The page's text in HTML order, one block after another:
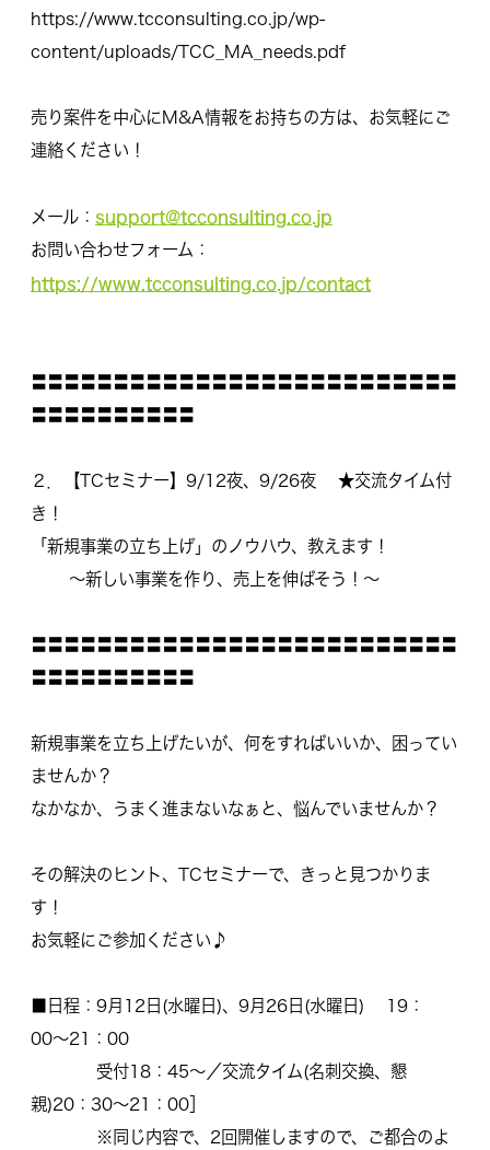
https://www.tcconsulting.co.jp/wp-
content/uploads/TCC_MA_needs.pdf
売り案件を中心にM&A情報をお持ちの方は、お気軽にご
連絡ください！
メール： support@tcconsulting.co.jp
お問い合わせフォーム：
https://www.tcconsulting.co.jp/contact
〓〓〓〓〓〓〓〓〓〓〓〓〓〓〓〓〓〓〓〓〓〓〓〓〓〓
〓〓〓〓〓〓〓〓〓〓
２．【TCセミナー】9/12夜、9/26夜 ★交流タイム付
き！
「新規事業の立ち上げ」のノウハウ、教えます！
〜新しい事業を作り、売上を伸ばそう！〜
〓〓〓〓〓〓〓〓〓〓〓〓〓〓〓〓〓〓〓〓〓〓〓〓〓〓
〓〓〓〓〓〓〓〓〓〓
新規事業を立ち上げたいが、何をすればいいか、困ってい
ませんか？
なかなか、うまく進まないなぁと、悩んでいませんか？
その解決のヒント、TCセミナーで、きっと見つかりま
す！
お気軽にご参加ください♪
■日程：9月12日(水曜日)、9月26日(水曜日) 19：
00〜21：00
受付18：45〜／交流タイム(名刺交換、懇
親)20：30〜21：00］
※同じ内容で、2回開催しますので、ご都合のよ